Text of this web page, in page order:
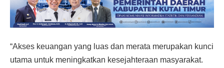
“Akses keuangan yang luas dan merata merupakan kunci
utama untuk meningkatkan kesejahteraan masyarakat.